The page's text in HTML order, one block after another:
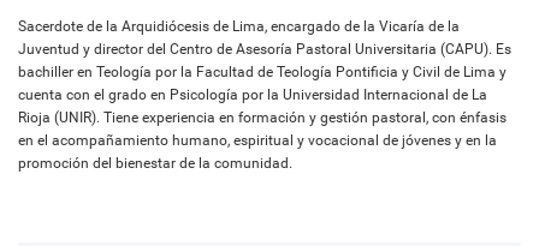
Sacerdote de la Arquidiócesis de Lima, encargado de la Vicaría de la
Juventud y director del Centro de Asesoría Pastoral Universitaria (CAPU). Es
bachiller en Teología por la Facultad de Teología Pontificia y Civil de Lima y
cuenta con el grado en Psicología por la Universidad Internacional de La
Rioja (UNIR). Tiene experiencia en formación y gestión pastoral, con énfasis
en el acompañamiento humano, espiritual y vocacional de jóvenes y en la
promoción del bienestar de la comunidad.